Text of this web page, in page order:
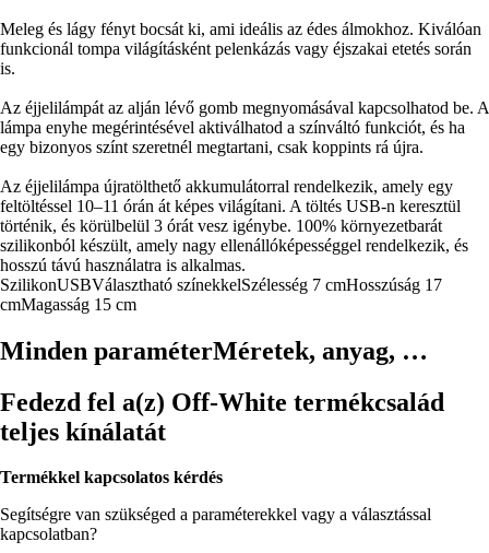
Meleg és lágy fényt bocsát ki, ami ideális az édes álmokhoz. Kiválóan
funkcionál tompa világításként pelenkázás vagy éjszakai etetés során
is.
Az éjjelilámpát az alján lévő gomb megnyomásával kapcsolhatod be. A
lámpa enyhe megérintésével aktiválhatod a színváltó funkciót, és ha
egy bizonyos színt szeretnél megtartani, csak koppints rá újra.
Az éjjelilámpa újratölthető akkumulátorral rendelkezik, amely egy
feltöltéssel 10–11 órán át képes világítani. A töltés USB-n keresztül
történik, és körülbelül 3 órát vesz igénybe. 100% környezetbarát
szilikonból készült, amely nagy ellenállóképességgel rendelkezik, és
hosszú távú használatra is alkalmas.
SzilikonUSBVálasztható színekkelSzélesség 7 cmHosszúság 17
cmMagasság 15 cm
Minden paraméterMéretek, anyag, …
Fedezd fel a(z) Off-White termékcsalád
teljes kínálatát
Termékkel kapcsolatos kérdés
Segítségre van szükséged a paraméterekkel vagy a választással
kapcsolatban?